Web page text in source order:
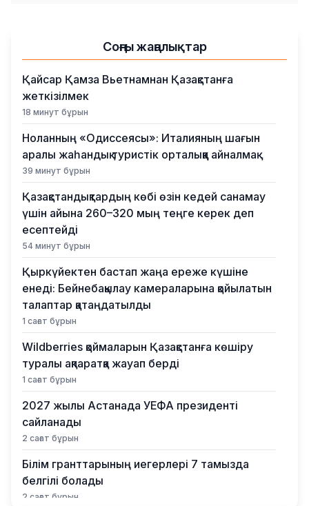
Соңғы жаңалықтар
Қайсар Қамза Вьетнамнан Қазақстанға
жеткізілмек
18 минут бұрын
Ноланның «Одиссеясы»: Италияның шағын
аралы жаһандық туристік орталыққа айналмақ
39 минут бұрын
Қазақстандықтардың көбі өзін кедей санамау
үшін айына 260–320 мың теңге керек деп
есептейді
54 минут бұрын
Қыркүйектен бастап жаңа ереже күшіне
енеді: Бейнебақылау камераларына қойылатын
талаптар қатаңдатылды
1 сағат бұрын
Wildberries қоймаларын Қазақстанға көшіру
туралы ақпаратқа жауап берді
1 сағат бұрын
2027 жылы Астанада УЕФА президенті
сайланады
2 сағат бұрын
Білім гранттарының иегерлері 7 тамызда
белгілі болады
2 сағат бұрын